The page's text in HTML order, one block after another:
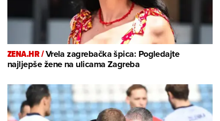
ZENA.HR /Vrela zagrebačka špica: Pogledajte
najljepše žene na ulicama Zagreba